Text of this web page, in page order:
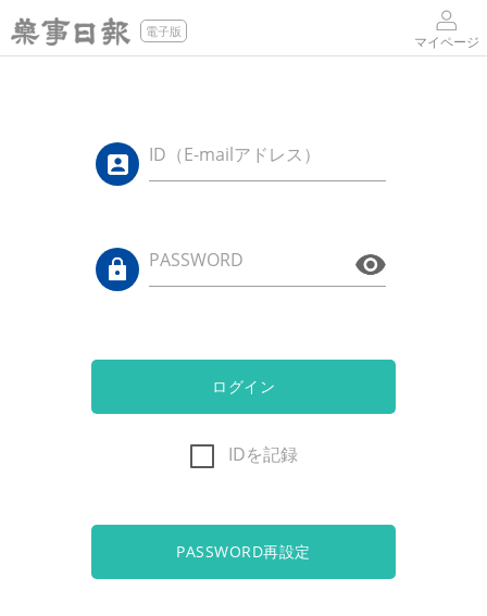
電子版
マイページ
ID（E-mailアドレス）
PASSWORD
ログイン
IDを記録
PASSWORD再設定